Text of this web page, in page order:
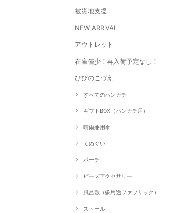
被災地支援
NEW ARRIVAL
アウトレット
在庫僅少！再入荷予定なし！
ひびのこづえ
すべてのハンカチ
ギフトBOX（ハンカチ用）
晴雨兼用傘
てぬぐい
ポーチ
ビーズアクセサリー
風呂敷（多用途ファブリック）
ストール